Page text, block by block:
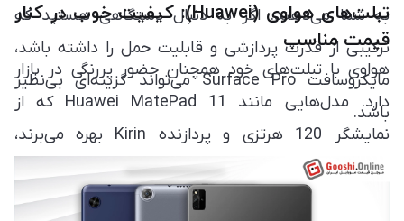
به شما می‌دهند. اگر به دنبال دستگاهی هستید که
ترکیبی از قدرت پردازشی و قابلیت حمل را داشته باشد،
مایکروسافت Surface Pro می‌تواند گزینه‌ای بی‌نظیر
باشد.
تبلت‌های هواوی (Huawei): کیفیت خوب در کنار
قیمت مناسب
هواوی با تبلت‌های خود همچنان حضور پررنگی در بازار
دارد. مدل‌هایی مانند Huawei MatePad 11 که از
نمایشگر 120 هرتزی و پردازنده Kirin بهره می‌برند،
گزینه‌هایی با عملکرد مناسب و قیمت رقابتی به‌شمار
می‌آیند. این تبلت‌ها از M-Pencil پشتیبانی می‌کنند و به